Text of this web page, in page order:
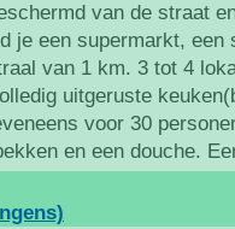
van de straat
je een supermarkt, een
van 1 km. 3 tot 4
uitgeruste
voor 30
en een douche.